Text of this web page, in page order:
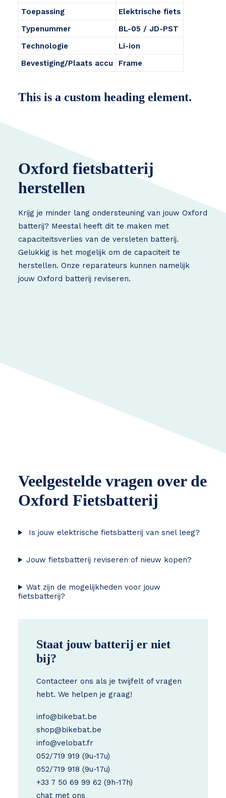
Toepassing
Elektrische fiets
Typenummer
BL-05 / JD-PST
Technologie
Li-ion
Bevestiging/Plaats accu
Frame
This is a custom heading element.
Oxford fietsbatterij
herstellen
Krijg je minder lang ondersteuning van jouw Oxford
batterij? Meestal heeft dit te maken met
capaciteitsverlies van de versleten batterij.
Gelukkig is het mogelijk om de capaciteit te
herstellen. Onze reparateurs kunnen namelijk
jouw Oxford batterij reviseren.
Veelgestelde vragen over de
Oxford Fietsbatterij
Is jouw elektrische fietsbatterij van snel leeg?
Jouw fietsbatterij reviseren of nieuw kopen?
Wat zijn de mogelijkheden voor jouw
fietsbatterij?
Staat jouw batterij er niet
bij?
Contacteer ons als je twijfelt of vragen
hebt. We helpen je graag!
info@bikebat.be
shop@bikebat.be
info@velobat.fr
052/719 919 (9u-17u)
052/719 918 (9u-17u)
+33 7 50 69 99 62 (9h-17h)
chat met ons